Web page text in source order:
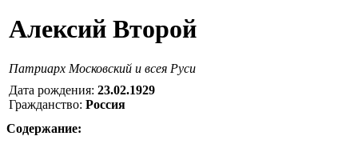
Алексий Второй
Патриарх Московский и всея Руси
Дата рождения: 23.02.1929
Гражданство: Россия
Содержание: